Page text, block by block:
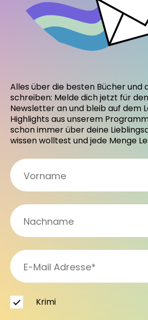
Alles über die besten Bücher und
schreiben: Melde dich jetzt für
Newsletter an und bleib auf dem
Highlights aus unserem
schon immer über deine
wissen wolltest und jede Menge
Krimi